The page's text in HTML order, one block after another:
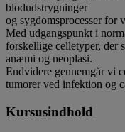
blodudstrygninger
og sygdomsprocesser for
Med udgangspunkt i
forskellige celletyper, der
anæmi og neoplasi.
Endvidere gennemgår vi
tumorer ved infektion og
Kursusindhold